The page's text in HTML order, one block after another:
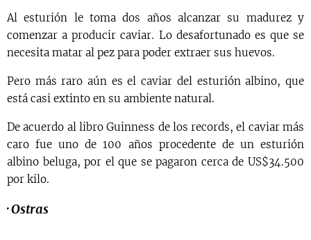
Al esturión le toma dos años alcanzar su madurez y
comenzar a producir caviar. Lo desafortunado es que se
necesita matar al pez para poder extraer sus huevos.
Pero más raro aún es el caviar del esturión albino, que
está casi extinto en su ambiente natural.
De acuerdo al libro Guinness de los records, el caviar más
caro fue uno de 100 años procedente de un esturión
albino beluga, por el que se pagaron cerca de US$34.500
por kilo.
·Ostras